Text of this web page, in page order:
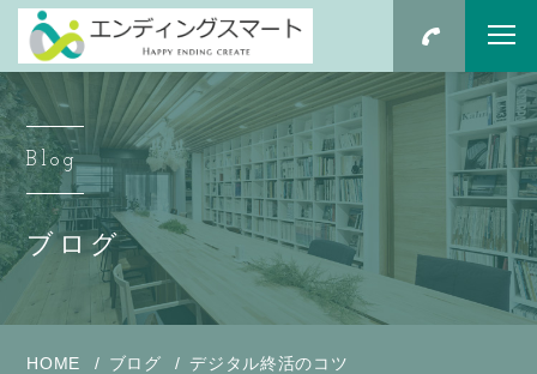
Blog
ブログ
HOME ブログ デジタル終活のコツ